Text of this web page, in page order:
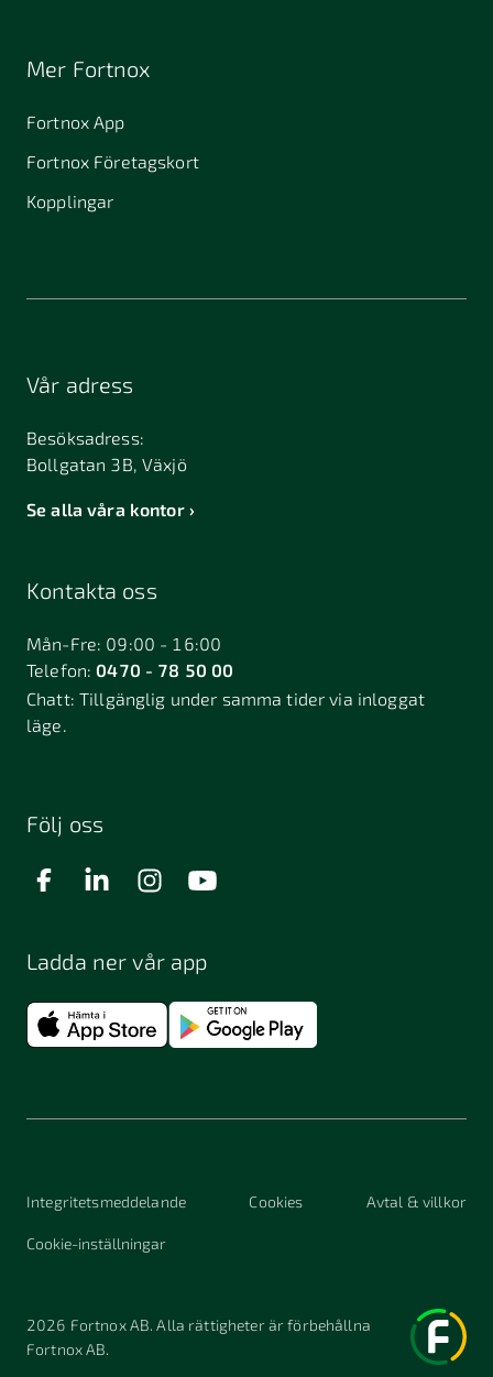
Mer Fortnox
Fortnox App
Fortnox Företagskort
Kopplingar
Vår adress
Besöksadress:
Bollgatan 3B, Växjö
Se alla våra kontor
Kontakta oss
Mån-Fre: 09:00 - 16:00
Telefon:0470 - 78 50 00
Chatt:Tillgänglig under samma tider via inloggat
läge.
Följ oss
Ladda ner vår app
Integritetsmeddelande Cookies Avtal & villkor
Cookie-inställningar
2026 Fortnox AB. Alla rättigheter är förbehållna
Fortnox AB.